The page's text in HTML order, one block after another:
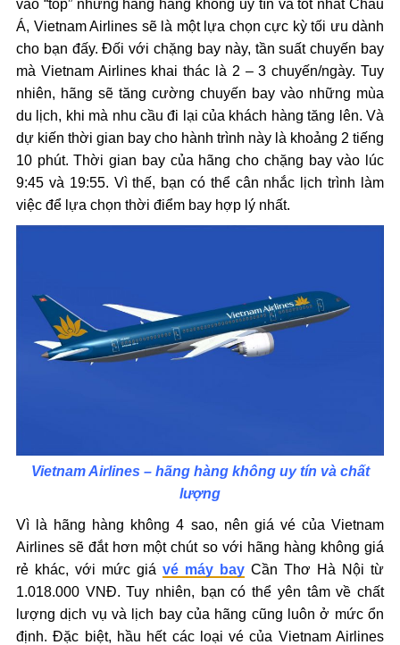
vào “top” những hãng hàng không uy tín và tốt nhất Châu
Á, Vietnam Airlines sẽ là một lựa chọn cực kỳ tối ưu dành
cho bạn đấy. Đối với chặng bay này, tần suất chuyến bay
mà Vietnam Airlines khai thác là 2 – 3 chuyến/ngày. Tuy
nhiên, hãng sẽ tăng cường chuyến bay vào những mùa
du lịch, khi mà nhu cầu đi lại của khách hàng tăng lên. Và
dự kiến thời gian bay cho hành trình này là khoảng 2 tiếng
10 phút. Thời gian bay của hãng cho chặng bay vào lúc
9:45 và 19:55. Vì thế, bạn có thể cân nhắc lịch trình làm
việc để lựa chọn thời điểm bay hợp lý nhất.
Vietnam Airlines – hãng hàng không uy tín và chất
lượng
Vì là hãng hàng không 4 sao, nên giá vé của Vietnam
Airlines sẽ đắt hơn một chút so với hãng hàng không giá
rẻ khác, với mức giá vé máy bay Cần Thơ Hà Nội từ
1.018.000 VNĐ. Tuy nhiên, bạn có thể yên tâm về chất
lượng dịch vụ và lịch bay của hãng cũng luôn ở mức ổn
định. Đặc biệt, hầu hết các loại vé của Vietnam Airlines